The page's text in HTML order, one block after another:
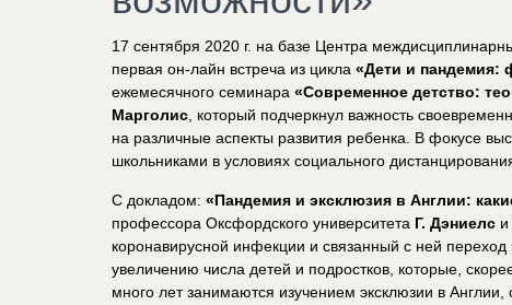
17 сентября 2020 г. на базе Центра
первая он-лайн встреча из цикла «Дети и пандемия:
ежемесячного семинара «Современное детство:
Марголис , который подчеркнул важность
на различные аспекты развития ребенка. В фокусе
школьниками в условиях социального
С докладом: «Пандемия и эксклюзия в Англии:
профессора Оксфордского университета Г. Дэниелс и
коронавирусной инфекции и связанный с ней
увеличению числа детей и подростков, которые,
много лет занимаются изучением эксклюзии в